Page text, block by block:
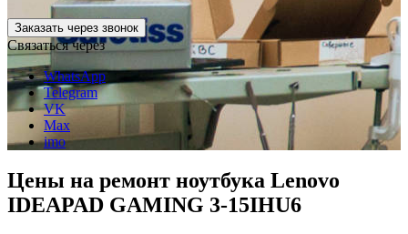
Заказать через звонок
Связаться через
WhatsApp
Telegram
VK
Max
imo
Цены на ремонт ноутбука Lenovo
IDEAPAD GAMING 3-15IHU6